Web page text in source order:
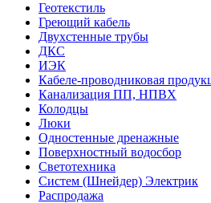
Геотекстиль
Греющий кабель
Двухстенные трубы
ДКС
ИЭК
Кабеле-проводниковая
Канализация ПП, НПВХ
Колодцы
Люки
Одностенные дренажные
Поверхностный водосбор
Светотехника
Систем (Шнейдер) Электрик
Распродажа